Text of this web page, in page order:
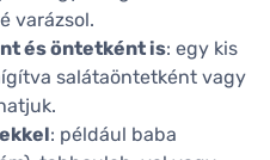
varázsol.
és öntetként is: egy kis
salátaöntetként vagy
: például baba